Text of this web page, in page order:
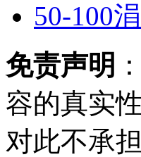
50-100
免责声明
容的真实
对此不承